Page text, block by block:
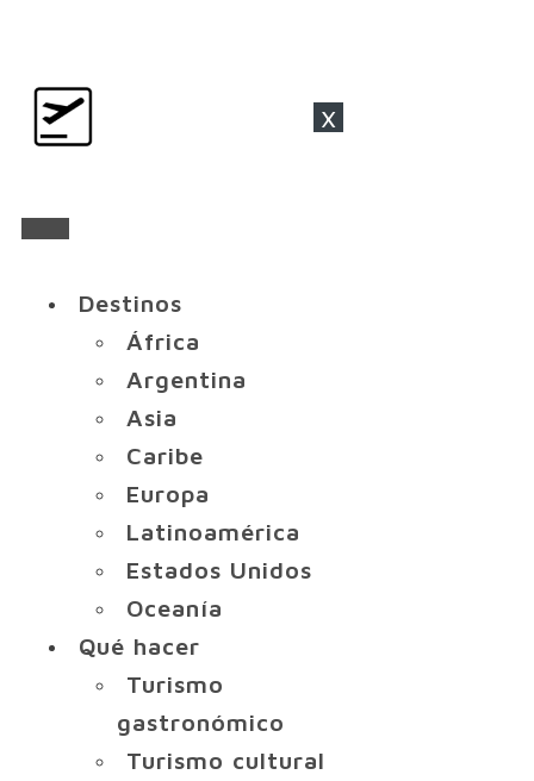
x
Destinos
África
Argentina
Asia
Caribe
Europa
Latinoamérica
Estados Unidos
Oceanía
Qué hacer
Turismo
gastronómico
Turismo cultural